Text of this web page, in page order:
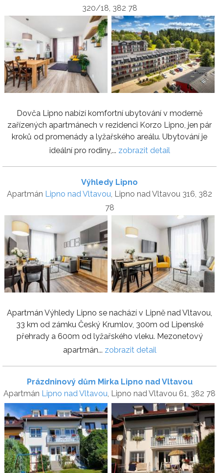
320/18, 382 78
Dovča Lipno nabízí komfortní ubytování v moderně
zařízených apartmánech v rezidenci Korzo Lipno, jen pár
kroků od promenády a lyžařského areálu. Ubytování je
ideální pro rodiny,... zobrazit detail
Výhledy Lipno
Apartmán Lipno nad Vltavou, Lipno nad Vltavou 316, 382
78
Apartmán Výhledy Lipno se nachází v Lipně nad Vltavou,
33 km od zámku Český Krumlov, 300m od Lipenské
přehrady a 600m od lyžařského vleku. Mezonetový
apartmán... zobrazit detail
Prázdninový dům Mirka Lipno nad Vltavou
Apartmán Lipno nad Vltavou, Lipno nad Vltavou 61, 382 78